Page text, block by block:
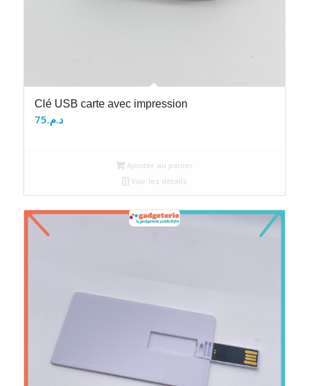
Clé USB carte avec impression
د.م.75
Ajouter au panier
Voir les détails